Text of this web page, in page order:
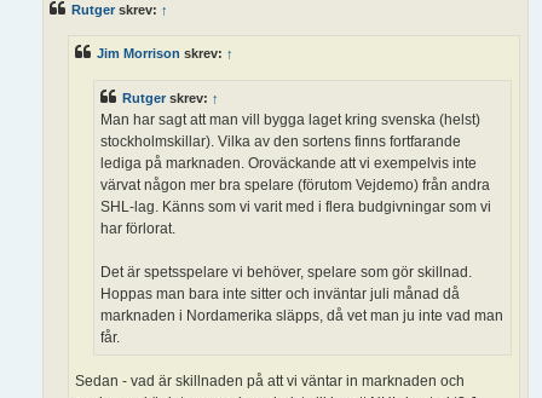
Rutger skrev: ↑
Jim Morrison skrev: ↑
Rutger skrev: ↑
Man har sagt att man vill bygga laget kring svenska (helst)
stockholmskillar). Vilka av den sortens finns fortfarande
lediga på marknaden. Oroväckande att vi exempelvis inte
värvat någon mer bra spelare (förutom Vejdemo) från andra
SHL-lag. Känns som vi varit med i flera budgivningar som vi
har förlorat.
Det är spetsspelare vi behöver, spelare som gör skillnad.
Hoppas man bara inte sitter och inväntar juli månad då
marknaden i Nordamerika släpps, då vet man ju inte vad man
får.
Sedan - vad är skillnaden på att vi väntar in marknaden och